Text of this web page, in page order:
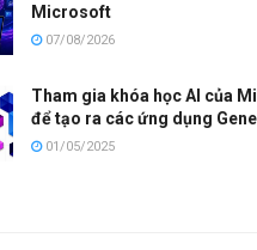
Microsoft
07/08/2026
Tham gia khóa học AI của
để tạo ra các ứng dụng
01/05/2025